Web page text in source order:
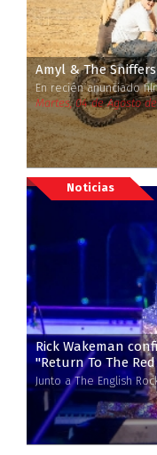
Amyl & The
En recién anunciado
Martes, 04 de Agosto
Noticias
Rick Wakeman
''Return To The
Junto a The English